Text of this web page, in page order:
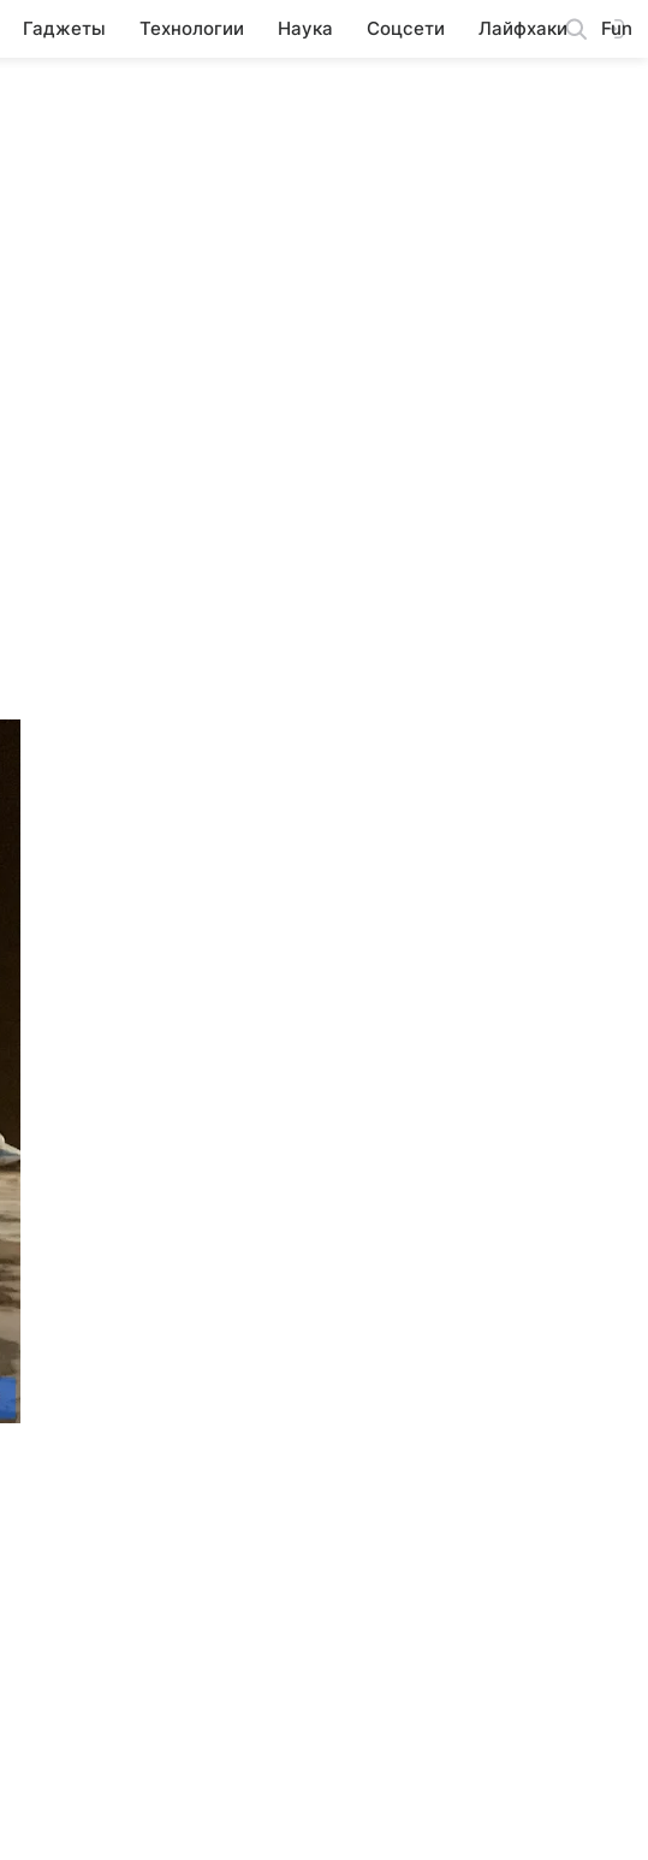
Гаджеты Технологии Наука Соцсети Лайфхаки Fun